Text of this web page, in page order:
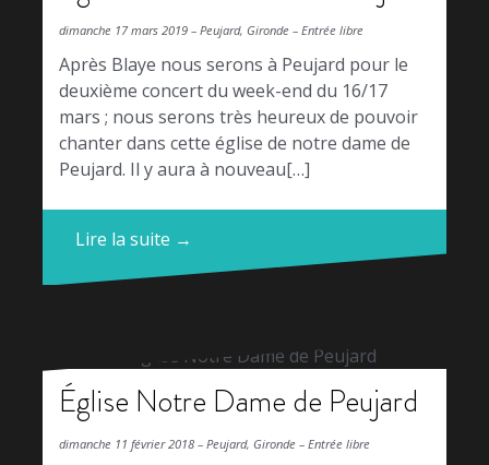
dimanche 17 mars 2019 – Peujard, Gironde – Entrée libre
Après Blaye nous serons à Peujard pour le
deuxième concert du week-end du 16/17
mars ; nous serons très heureux de pouvoir
chanter dans cette église de notre dame de
Peujard. Il y aura à nouveau[…]
Lire la suite →
Église Notre Dame de Peujard
dimanche 11 février 2018 – Peujard, Gironde – Entrée libre